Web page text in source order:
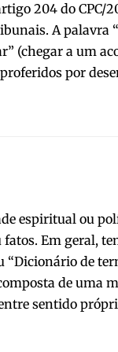
204 do CPC/
A palavra
(chegar a um
por
espiritual ou
Em geral,
de
de uma
sentido